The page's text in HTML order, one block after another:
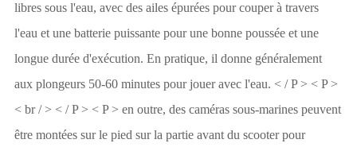
libres sous l'eau, avec des ailes épurées pour couper à travers
l'eau et une batterie puissante pour une bonne poussée et une
longue durée d'exécution. En pratique, il donne généralement
aux plongeurs 50-60 minutes pour jouer avec l'eau. < / P > < P >
< br / > < / P > < P > en outre, des caméras sous-marines peuvent
être montées sur le pied sur la partie avant du scooter pour